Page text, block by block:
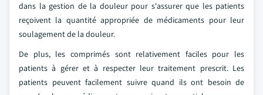
dans la gestion de la douleur pour s'assurer que les patients
reçoivent la quantité appropriée de médicaments pour leur
soulagement de la douleur.
De plus, les comprimés sont relativement faciles pour les
patients à gérer et à respecter leur traitement prescrit. Les
patients peuvent facilement suivre quand ils ont besoin de